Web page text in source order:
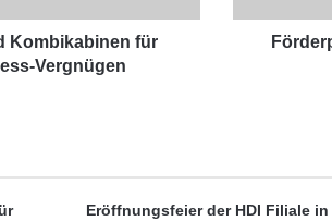
Kombikabinen für
Vergnügen
o
f
ü
Eröffnungsfeier der HDI Filiale in